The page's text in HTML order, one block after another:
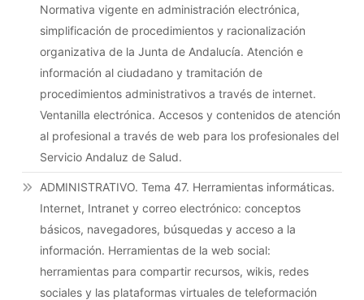
Normativa vigente en administración electrónica,
simplificación de procedimientos y racionalización
organizativa de la Junta de Andalucía. Atención e
información al ciudadano y tramitación de
procedimientos administrativos a través de internet.
Ventanilla electrónica. Accesos y contenidos de atención
al profesional a través de web para los profesionales del
Servicio Andaluz de Salud.
ADMINISTRATIVO. Tema 47. Herramientas informáticas.
Internet, Intranet y correo electrónico: conceptos
básicos, navegadores, búsquedas y acceso a la
información. Herramientas de la web social:
herramientas para compartir recursos, wikis, redes
sociales y las plataformas virtuales de teleformación